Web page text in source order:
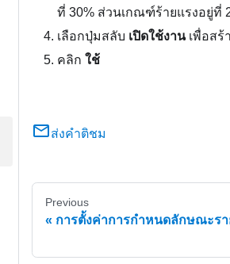
ที่ 30% ส่วนเกณฑ์ร้ายแรงอยู่ที่
เลือกปุ่มสลับ เปิดใช้งานเพื่อสร้
คลิก ใช้
ส่งคำติชม
Previous
การตั้งค่าการกำหนดลักษณะร